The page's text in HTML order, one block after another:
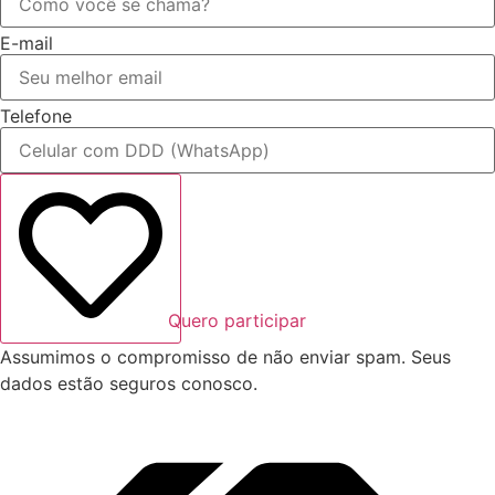
E-mail
Telefone
Quero participar
Assumimos o compromisso de não enviar spam. Seus
dados estão seguros conosco.